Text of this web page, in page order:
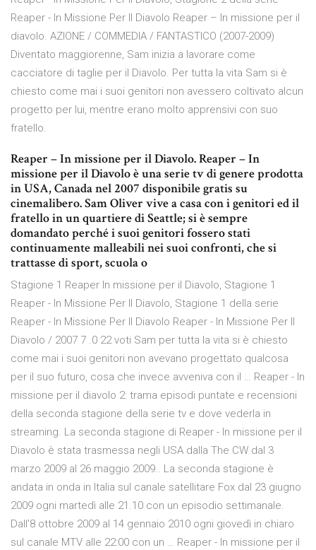
Reaper - In Missione Per Il Diavolo Reaper – In missione per il
diavolo. AZIONE / COMMEDIA / FANTASTICO (2007-2009)
Diventato maggiorenne, Sam inizia a lavorare come
cacciatore di taglie per il Diavolo. Per tutta la vita Sam si è
chiesto come mai i suoi genitori non avessero coltivato alcun
progetto per lui, mentre erano molto apprensivi con suo
fratello.
Reaper – In missione per il Diavolo. Reaper – In
missione per il Diavolo è una serie tv di genere prodotta
in USA, Canada nel 2007 disponibile gratis su
cinemalibero. Sam Oliver vive a casa con i genitori ed il
fratello in un quartiere di Seattle; si è sempre
domandato perché i suoi genitori fossero stati
continuamente malleabili nei suoi confronti, che si
trattasse di sport, scuola o
Stagione 1 Reaper In missione per il Diavolo, Stagione 1
Reaper - In Missione Per Il Diavolo, Stagione 1 della serie
Reaper - In Missione Per Il Diavolo Reaper - In Missione Per Il
Diavolo / 2007 7 .0 22 voti Sam per tutta la vita si è chiesto
come mai i suoi genitori non avevano progettato qualcosa
per il suo futuro, cosa che invece avveniva con il … Reaper - In
missione per il diavolo 2: trama episodi puntate e recensioni
della seconda stagione della serie tv e dove vederla in
streaming. La seconda stagione di Reaper - In missione per il
Diavolo è stata trasmessa negli USA dalla The CW dal 3
marzo 2009 al 26 maggio 2009.. La seconda stagione è
andata in onda in Italia sul canale satellitare Fox dal 23 giugno
2009 ogni martedì alle 21.10 con un episodio settimanale.
Dall'8 ottobre 2009 al 14 gennaio 2010 ogni giovedì in chiaro
sul canale MTV alle 22:00 con un … Reaper - In missione per il